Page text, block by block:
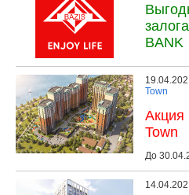
BANK
Town
Town
До